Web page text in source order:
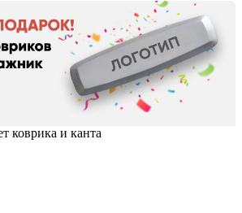
коврика и канта